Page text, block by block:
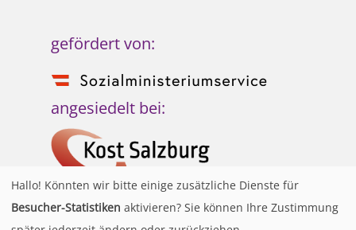
gefördert von:
angesiedelt bei:
Hallo! Könnten wir bitte einige zusätzliche Dienste für
Besucher-Statistiken aktivieren? Sie können Ihre Zustimmung